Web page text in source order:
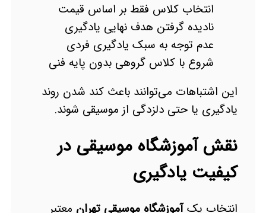
انتخاب کلاس فقط بر اساس قیمت
نادیده گرفتن هدف نهایی یادگیری
عدم توجه به سبک یادگیری فردی
شروع با کلاس گروهی بدون پایه فنی
این اشتباهات می‌توانند باعث کند شدن روند
یادگیری یا حتی دلزدگی از موسیقی شوند.
نقش آموزشگاه موسیقی در
کیفیت یادگیری
انتخاب یکآموزشگاه موسیقی تهران معتبر